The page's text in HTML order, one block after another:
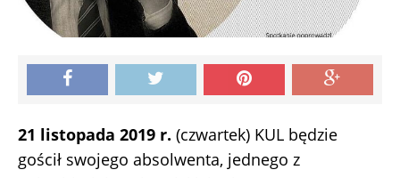
21 listopada 2019 r. (czwartek) KUL będzie
gościł swojego absolwenta, jednego z